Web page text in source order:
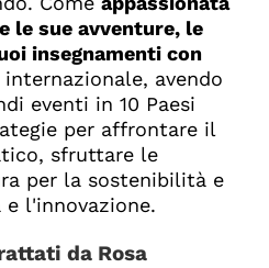
le sue avventure, le
insegnamenti con
avendo
eventi in 10 Paesi
per affrontare il
sfruttare le
per la sostenibilità e
l'innovazione.
da Rosa